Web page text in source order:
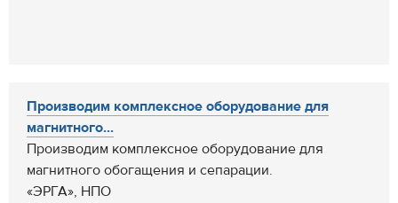
Производим комплексное оборудование для
магнитного...
Производим комплексное оборудование для
магнитного обогащения и сепарации.
«ЭРГА», НПО